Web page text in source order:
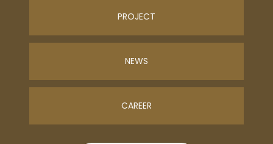
PROJECT
NEWS
CAREER